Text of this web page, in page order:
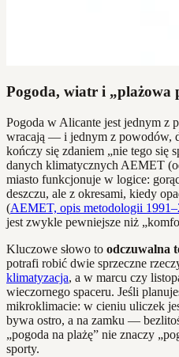
Pogoda, wiatr i „plażowa
Pogoda w Alicante jest jednym z
wracają — i jednym z powodów,
kończy się zdaniem „nie tego się
danych klimatycznych AEMET
miasto funkcjonuje w logice:
deszczu, ale z okresami, kiedy
(AEMET, opis metodologii
jest zwykle pewniejsze niż
Kluczowe słowo to odczuwalna
potrafi robić dwie sprzeczne
klimatyzacja, a w marcu czy
wieczornego spaceru. Jeśli
mikroklimacie: w cieniu uliczek
bywa ostro, a na zamku —
„pogoda na plażę” nie znaczy
sporty.